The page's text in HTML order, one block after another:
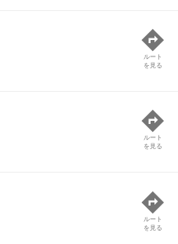
ルート
を見る
ルート
を見る
ルート
を見る